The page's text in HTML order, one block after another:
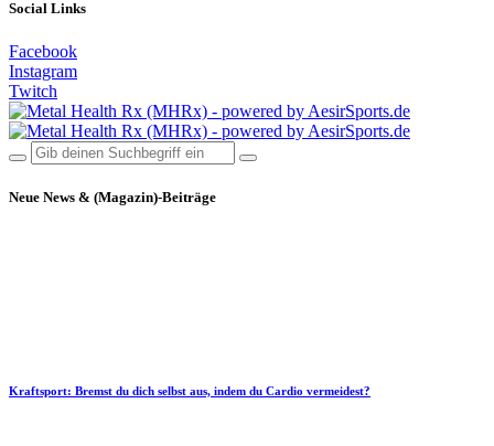
Social Links
Facebook
Instagram
Twitch
Neue News & (Magazin)-Beiträge
Kraftsport: Bremst du dich selbst aus, indem du Cardio vermeidest?